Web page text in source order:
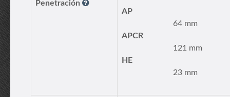
Penetración
AP
64 mm
APCR
121 mm
HE
23 mm